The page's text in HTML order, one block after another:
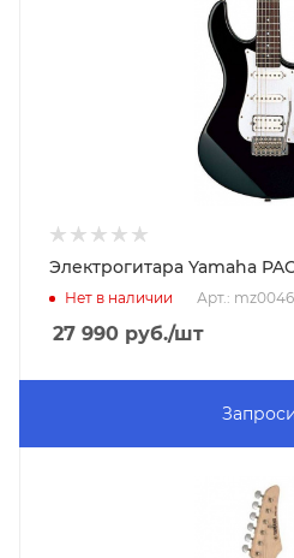
Электрогитара Yamaha
Нет в наличии Арт.:
27 990 руб./шт